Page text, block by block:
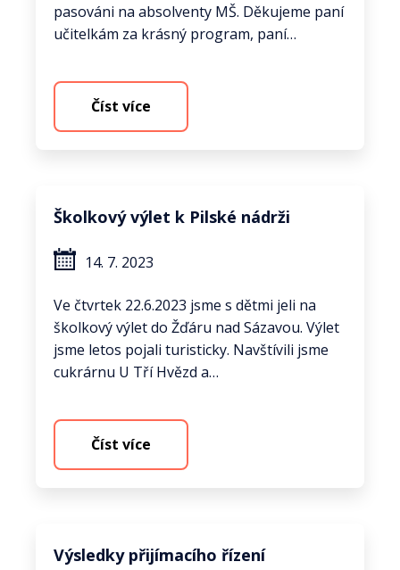
pasováni na absolventy MŠ. Děkujeme paní
učitelkám za krásný program, paní…
Číst více
Školkový výlet k Pilské nádrži
14. 7. 2023
Ve čtvrtek 22.6.2023 jsme s dětmi jeli na
školkový výlet do Žďáru nad Sázavou. Výlet
jsme letos pojali turisticky. Navštívili jsme
cukrárnu U Tří Hvězd a…
Číst více
Výsledky přijímacího řízení